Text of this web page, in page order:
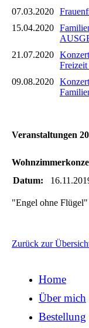
07.03.2020
15.04.2020
21.07.2020
09.08.2020
Veranstaltungen
Datum:
"Engel ohne Flügel"
Zurück zur
Home
Über mich
Bestellung